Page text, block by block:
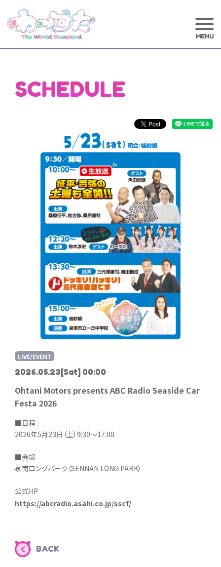
SCHEDULE
2026.05.23[Sat] 00:00
LIVE/EVENT
Ohtani Motors presents ABC Radio Seaside Car
Festa 2026
■日程
2026年5月23日（土）9:30～17:00
■会場
泉南ロングパーク（SENNAN LONG PARK）
公式HP
https://abcradio.asahi.co.jp/sscf/
BACK